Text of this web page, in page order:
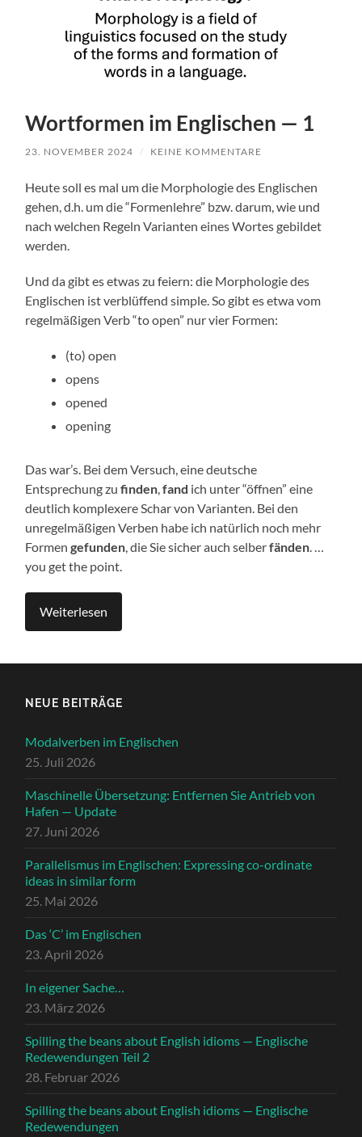
Wortformen im Englischen — 1
23. NOVEMBER 2024 / KEINE KOMMENTARE
Heute soll es mal um die Mor­pholo­gie des Englis­chen
gehen, d.h. um die “For­men­lehre” bzw. darum, wie und
nach welchen Regeln Vari­anten eines Wortes gebildet
wer­den.
Und da gibt es etwas zu feiern: die Mor­pholo­gie des
Englis­chen ist verblüf­fend sim­ple. So gibt es etwa vom
regelmäßi­gen Verb “to open” nur vier For­men:
(to) open
opens
opened
open­ing
Das war’s. Bei dem Ver­such, eine deutsche
Entsprechung zufind­en,fand ich unter “öff­nen” eine
deut­lich kom­plexere Schar von Vari­anten. Bei den
unregelmäßi­gen Ver­ben habe ich natür­lich noch mehr
For­mengefun­den, die Sie sich­er auch sel­berfän­den. …
you get the point.
Weit­er­lesen
NEUE BEITRÄGE
Modalverben im Englischen
25. Juli 2026
Maschinelle Übersetzung: Entfernen Sie Antrieb von
Hafen — Update
27. Juni 2026
Parallelismus im Englischen: Expressing co-ordinate
ideas in similar form
25. Mai 2026
Das ‘C’ im Englischen
23. April 2026
In eigener Sache…
23. März 2026
Spilling the beans about English idioms — Englische
Redewendungen Teil 2
28. Februar 2026
Spilling the beans about English idioms — Englische
Redewendungen